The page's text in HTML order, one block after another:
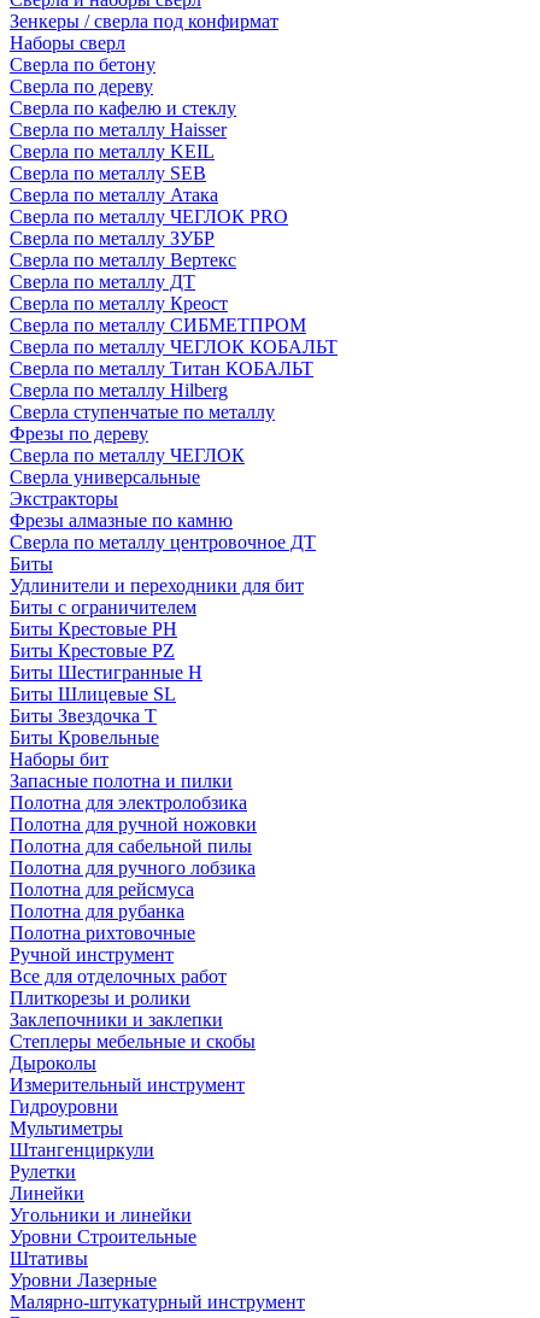
Зенкеры / сверла под конфирмат
Наборы сверл
Сверла по бетону
Сверла по дереву
Сверла по кафелю и стеклу
Сверла по металлу Haisser
Сверла по металлу KEIL
Сверла по металлу SEB
Сверла по металлу Атака
Сверла по металлу ЧЕГЛОК PRO
Сверла по металлу ЗУБР
Сверла по металлу Вертекс
Сверла по металлу ДТ
Сверла по металлу Креост
Сверла по металлу СИБМЕТПРОМ
Сверла по металлу ЧЕГЛОК КОБАЛЬТ
Сверла по металлу Титан КОБАЛЬТ
Сверла по металлу Hilberg
Сверла ступенчатые по металлу
Фрезы по дереву
Сверла по металлу ЧЕГЛОК
Сверла универсальные
Экстракторы
Фрезы алмазные по камню
Сверла по металлу центровочное ДТ
Биты
Удлинители и переходники для бит
Биты с ограничителем
Биты Крестовые PH
Биты Крестовые PZ
Биты Шестигранные H
Биты Шлицевые SL
Биты Звездочка T
Биты Кровельные
Наборы бит
Запасные полотна и пилки
Полотна для электролобзика
Полотна для ручной ножовки
Полотна для сабельной пилы
Полотна для ручного лобзика
Полотна для рейсмуса
Полотна для рубанка
Полотна рихтовочные
Ручной инструмент
Все для отделочных работ
Плиткорезы и ролики
Заклепочники и заклепки
Степлеры мебельные и скобы
Дыроколы
Измерительный инструмент
Гидроуровни
Мультиметры
Штангенциркули
Рулетки
Линейки
Угольники и линейки
Уровни Строительные
Штативы
Уровни Лазерные
Малярно-штукатурный инструмент